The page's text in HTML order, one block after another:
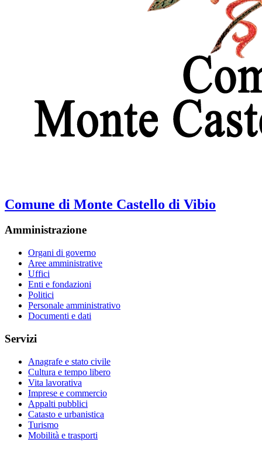
Comune di Monte Castello di Vibio
Amministrazione
Organi di governo
Aree amministrative
Uffici
Enti e fondazioni
Politici
Personale amministrativo
Documenti e dati
Servizi
Anagrafe e stato civile
Cultura e tempo libero
Vita lavorativa
Imprese e commercio
Appalti pubblici
Catasto e urbanistica
Turismo
Mobilità e trasporti